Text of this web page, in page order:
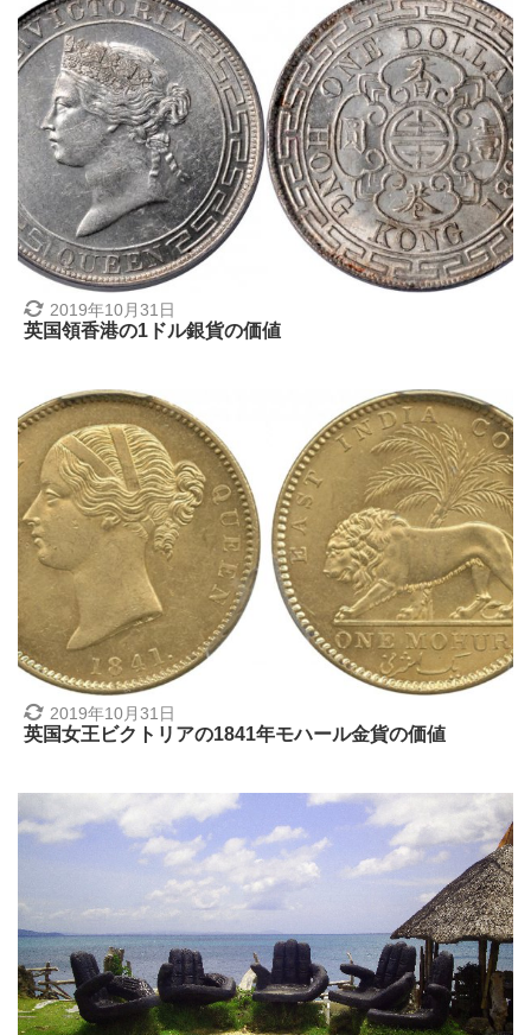
2019年10月31日
英国領香港の1ドル銀貨の価値
2019年10月31日
英国女王ビクトリアの1841年モハール金貨の価値